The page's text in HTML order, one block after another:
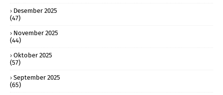
Desember 2025
(47)
November 2025
(44)
Oktober 2025
(57)
September 2025
(65)